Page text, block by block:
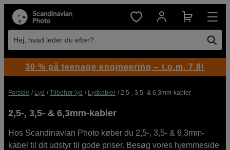
Hej, hvad leder du efter?
Forside Lyd Tilbehør lyd Lydkabler 2,5-, 3,5- & 6,3mm-kabler
2,5-, 3,5- & 6,3mm-kabler
Hos Scandinavian Photo køber du 2,5-, 3,5- & 6,3mm-
kabel til dit udstyr til gode priser. Besøg vores hjemmeside
30 % på teenage engineering – t.o.m. 7.8!